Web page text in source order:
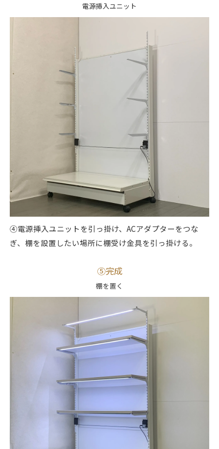
電源挿入ユニット
④電源挿入ユニットを引っ掛け、ACアダプターをつな
ぎ、棚を設置したい場所に棚受け金具を引っ掛ける。
⑤完成
棚を置く